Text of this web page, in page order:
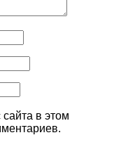
в этом